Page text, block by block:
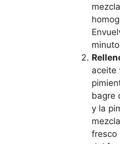
aceite
bagre
y la
fresco